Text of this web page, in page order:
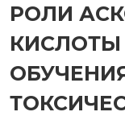
РОЛИ